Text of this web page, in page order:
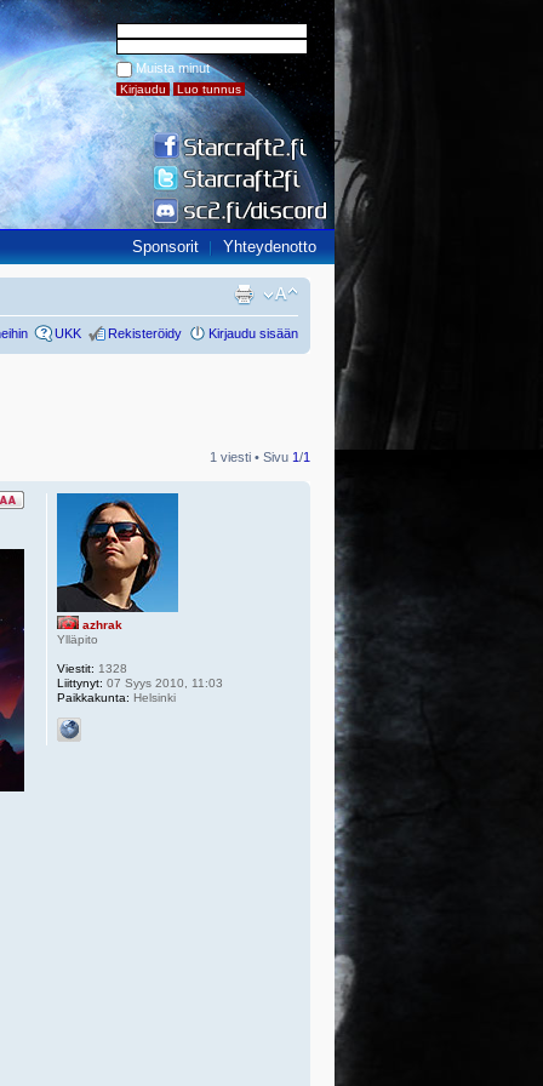
Muista minut
Sponsorit Yhteydenotto
UKK Rekisteröidy Kirjaudu sisään
1 viesti • Sivu 1/1
azhrak
Ylläpito
Viestit: 1328
Liittynyt: 07 Syys 2010, 11:03
Paikkakunta: Helsinki